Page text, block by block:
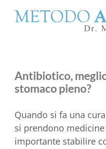
Antibiotico,
stomaco pieno?
Quando si fa una
si prendono
importante stabilire